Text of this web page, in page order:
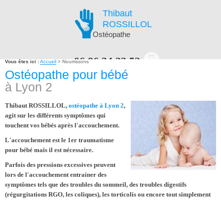
Thibaut
ROSSILLOL
Ostéopathe
06.86.34.23.52
NAVIGATION
Vous êtes ici :Accueil > Nourrissons
Ostéopathe pour bébé
à Lyon 2
Thibaut ROSSILLOL, ostéopathe à Lyon 2,
agit sur les différents symptômes qui
touchent vos bébés après l'accouchement.
L'accouchement est le 1er traumatisme
pour bébé mais il est nécessaire.
Parfois des pressions excessives peuvent
lors de l'accouchement entrainer des
symptômes tels que des troubles du sommeil, des troubles digestifs
(régurgitations RGO, les coliques), les torticolis ou encore tout simplement